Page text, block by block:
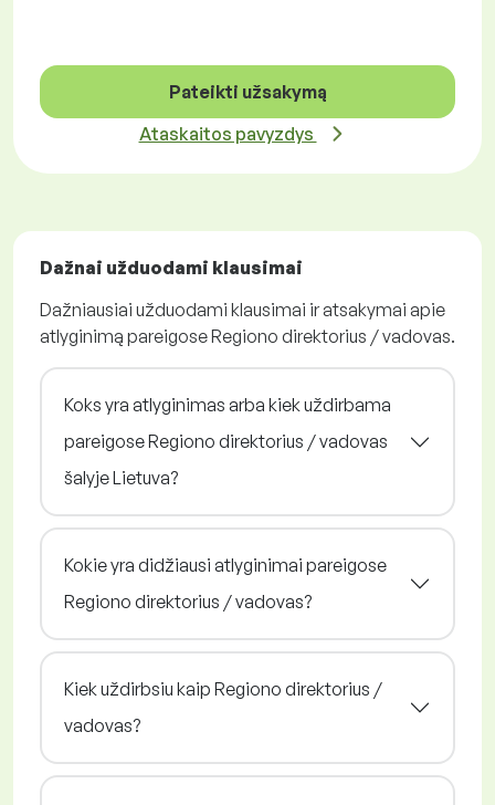
Pateikti užsakymą
Ataskaitos pavyzdys
Dažnai užduodami klausimai
Dažniausiai užduodami klausimai ir atsakymai apie
atlyginimą pareigose Regiono direktorius / vadovas.
Koks yra atlyginimas arba kiek uždirbama
pareigose Regiono direktorius / vadovas
šalyje Lietuva?
Kokie yra didžiausi atlyginimai pareigose
Regiono direktorius / vadovas?
Kiek uždirbsiu kaip Regiono direktorius /
vadovas?